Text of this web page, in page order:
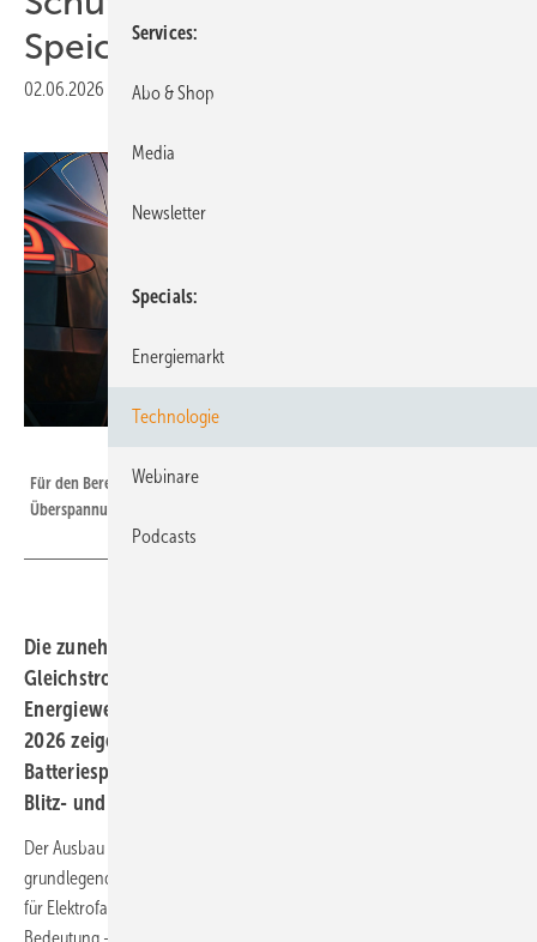
Speicher und Schnelllader
02.06.2026 Druckvorschau
Für den Bereich Elektromobilität präsentiert Dehn einen modularen
Überspannungsableiter.
Die zunehmende Verbreitung von
Gleichstromtechnologien gilt als wichtiger Baustein der
Energiewende. Auf der Fachmesse The smarter E Europe
2026 zeigen Firmen wie Dehn, wie sich Photovoltaik,
Batteriespeicher und Ladeinfrastruktur wirksam vor
Blitz- und Überspannungsschäden schützen lassen.
Der Ausbau erneuerbarer Energien verändert die Energieversorgung
grundlegend. Photovoltaikanlagen, Batteriespeicher, Ladeinfrastruktur
für Elektrofahrzeuge und intelligente Stromnetze gewinnen an
Bedeutung – und mit ihnen der Einsatz von Gleichstrom (DC). Nach
Services
Abo & Shop
Media
Newsletter
Specials
Energiemarkt
Technologie
Webinare
Podcasts